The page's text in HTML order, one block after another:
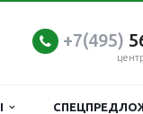
+7(495)